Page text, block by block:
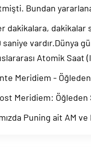
Bundan
dakikalara, dakikalar
saniye vardır.Dünya
Atomik Saat
Meridiem -
Meridiem: Öğleden
Puning ait AM